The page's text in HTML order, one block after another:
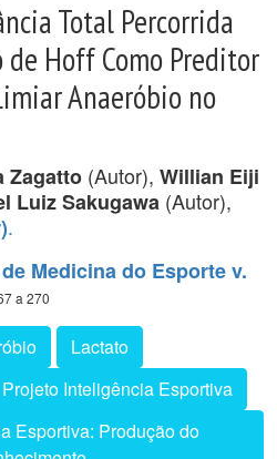
Total Percorrida
de Hoff Como Preditor
Anaeróbio no
Zagatto (Autor), Willian Eiji
Luiz Sakugawa (Autor),
.
Medicina do Esporte v.
a 270
Lactato
Projeto Inteligência Esportiva
Esportiva: Produção do